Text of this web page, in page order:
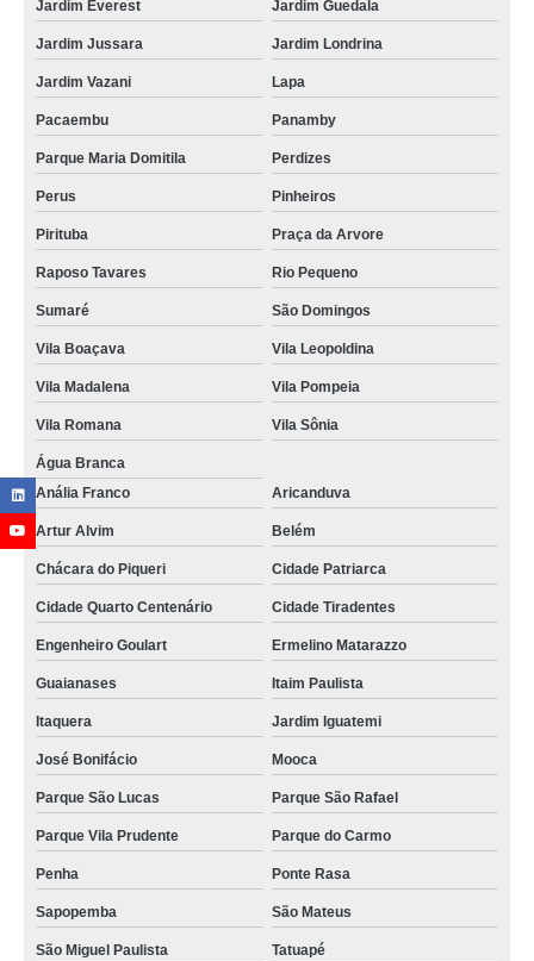
Jardim Everest Jardim Guedala
Jardim Jussara Jardim Londrina
Jardim Vazani Lapa
Pacaembu Panamby
Parque Maria Domitila Perdizes
Perus Pinheiros
Pirituba Praça da Arvore
Raposo Tavares Rio Pequeno
Sumaré São Domingos
Vila Boaçava Vila Leopoldina
Vila Madalena Vila Pompeia
Vila Romana Vila Sônia
Água Branca
Anália Franco
Aricanduva
Artur Alvim Belém
Chácara do Piqueri Cidade Patriarca
Cidade Quarto Centenário Cidade Tiradentes
Engenheiro Goulart Ermelino Matarazzo
Guaianases Itaim Paulista
Itaquera Jardim Iguatemi
José Bonifácio Mooca
Parque São Lucas Parque São Rafael
Parque Vila Prudente Parque do Carmo
Penha Ponte Rasa
Sapopemba São Mateus
São Miguel Paulista Tatuapé